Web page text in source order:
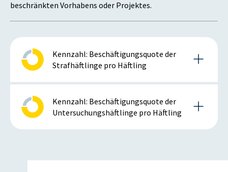
beschränkten Vorhabens oder Projektes.
Kennzahl: Beschäftigungsquote der
Strafhäftlinge pro Häftling
Details zur Kennzahl
2015
Anmerkung: positiv bei steigender Kennzahl
Kennzahl: Beschäftigungsquote der
Untersuchungshäftlinge pro Häftling